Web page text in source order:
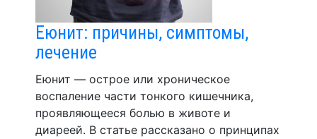
Еюнит: причины, симптомы,
лечение
Еюнит — острое или хроническое
воспаление части тонкого кишечника,
проявляющееся болью в животе и
диареей. В статье рассказано о принципах